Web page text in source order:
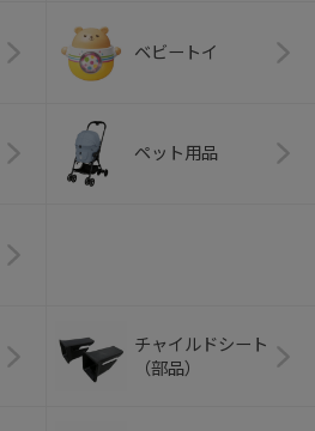
ベビートイ
ペット用品
チャイルドシート
（部品）